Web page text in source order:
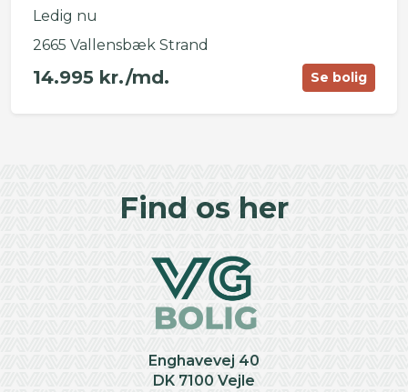
Ledig nu
2665 Vallensbæk Strand
14.995 kr./md. Se bolig
Find os her
Enghavevej 40
DK 7100 Vejle